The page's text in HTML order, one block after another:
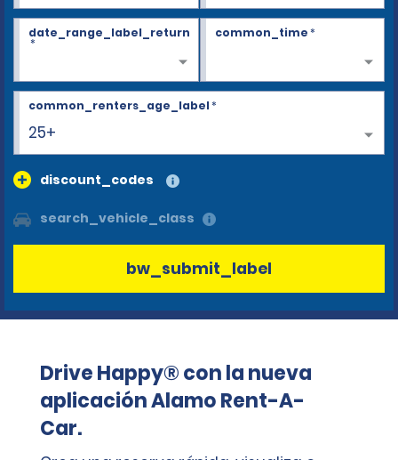
date_range_label_return
*
common_time*
25+
common_renters_age_label*
discount_codes
search_vehicle_class
bw_submit_label
Drive Happy® con la nueva
aplicación Alamo Rent-A-
Car.